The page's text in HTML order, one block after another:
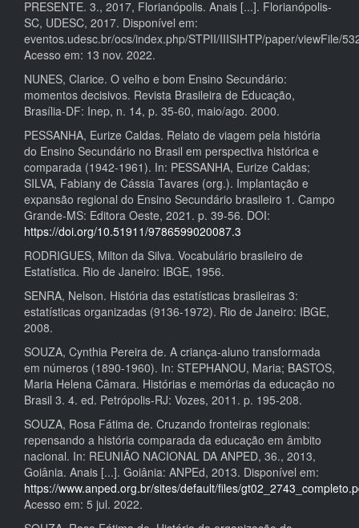
PRESENTE. 3., 2017, Florianópolis. Anais [...]. Florianópolis-
SC, UDESC, 2017. Disponível em:
eventos.udesc.br/ocs/index.php/STPII/IIISIHTP/paper/viewFile/
Acesso em: 13 nov. 2022.
NUNES, Clarice. O velho e bom Ensino Secundário:
momentos decisivos. Revista Brasileira de Educação,
Brasília-DF: Inep, n. 14, p. 35-60, maio/ago. 2000.
PESSANHA, Eurize Caldas. Relato de viagem pela história
do Ensino Secundário no Brasil em perspectiva histórica e
comparada (1942-1961). In: PESSANHA, Eurize Caldas;
SILVA, Fabiany de Cássia Tavares (org.). Implantação e
expansão regional do Ensino Secundário brasileiro 1. Campo
Grande-MS: Editora Oeste, 2021. p. 39-56. DOI:
https://doi.org/10.51911/9786599020087.3
RODRIGUES, Milton da Silva. Vocabulário brasileiro de
Estatística. Rio de Janeiro: IBGE, 1956.
SENRA, Nelson. História das estatísticas brasileiras 3:
estatísticas organizadas (9136-1972). Rio de Janeiro: IBGE,
2008.
SOUZA, Cynthia Pereira de. A criança-aluno transformada
em números (1890-1960). In: STEPHANOU, Maria; BASTOS,
Maria Helena Câmara. Histórias e memórias da educação no
Brasil 3. 4. ed. Petrópolis-RJ: Vozes, 2011. p. 195-208.
SOUZA, Rosa Fátima de. Cruzando fronteiras regionais:
repensando a história comparada da educação em âmbito
nacional. In: REUNIÃO NACIONAL DA ANPED, 36., 2013,
Goiânia. Anais [...]. Goiânia: ANPEd, 2013. Disponível em:
https://www.anped.org.br/sites/default/files/
Acesso em: 5 jul. 2022.